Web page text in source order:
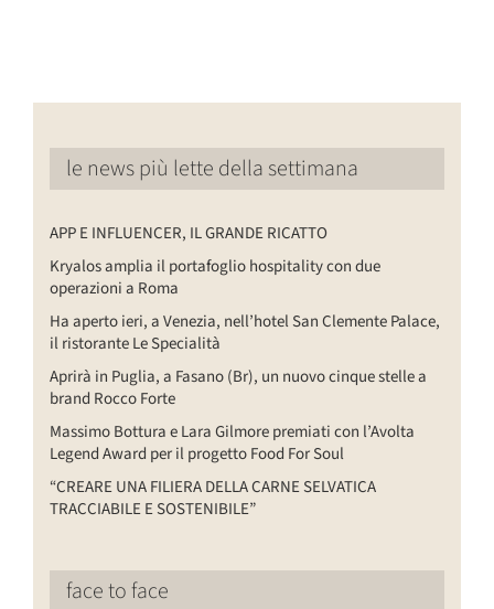
le news più lette della settimana
APP E INFLUENCER, IL GRANDE RICATTO
Kryalos amplia il portafoglio hospitality con due
operazioni a Roma
Ha aperto ieri, a Venezia, nell’hotel San Clemente Palace,
il ristorante Le Specialità
Aprirà in Puglia, a Fasano (Br), un nuovo cinque stelle a
brand Rocco Forte
Massimo Bottura e Lara Gilmore premiati con l’Avolta
Legend Award per il progetto Food For Soul
“CREARE UNA FILIERA DELLA CARNE SELVATICA
TRACCIABILE E SOSTENIBILE”
face to face